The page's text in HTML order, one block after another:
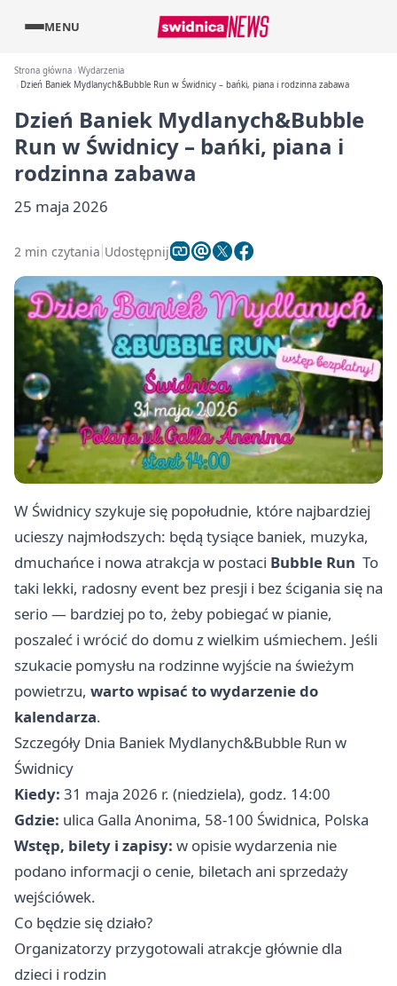
MENU
Strona główna Wydarzenia
Dzień Baniek Mydlanych&Bubble Run w Świdnicy – bańki, piana i rodzinna zabawa
Dzień Baniek Mydlanych&Bubble
Run w Świdnicy – bańki, piana i
rodzinna zabawa
25 maja 2026
2 min czytania Udostępnij
W Świdnicy szykuje się popołudnie, które najbardziej
ucieszy najmłodszych: będą tysiące baniek, muzyka,
dmuchańce i nowa atrakcja w postaci Bubble Run ‍ To
taki lekki, radosny event bez presji i bez ścigania się na
serio — bardziej po to, żeby pobiegać w pianie,
poszaleć i wrócić do domu z wielkim uśmiechem. Jeśli
szukacie pomysłu na rodzinne wyjście na świeżym
powietrzu, warto wpisać to wydarzenie do
kalendarza.
Szczegóły Dnia Baniek Mydlanych&Bubble Run w
Świdnicy
Kiedy: 31 maja 2026 r. (niedziela), godz. 14:00
Gdzie: ulica Galla Anonima, 58-100 Świdnica, Polska
Wstęp, bilety i zapisy: w opisie wydarzenia nie
podano informacji o cenie, biletach ani sprzedaży
wejściówek.
Co będzie się działo?
Organizatorzy przygotowali atrakcje głównie dla
dzieci i rodzin ‍‍‍